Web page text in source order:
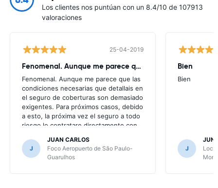
Los clientes nos puntúan con un 8.4/10 de 107913
valoraciones
25-04-2019
Fenomenal. Aunque me parece que
Fenomenal. Aunque me parece que las
condiciones necesarias que detallais en
el seguro de coberturas son demasiado
exigentes. Para próximos casos, debido
a esto, la próxima vez el seguro a todo
riesgo lo contratare directamente con
J
JUAN CARLOS
Foco Aeropuerto de São Paulo-
Guarulhos
Bien
Bien
J
JUNE